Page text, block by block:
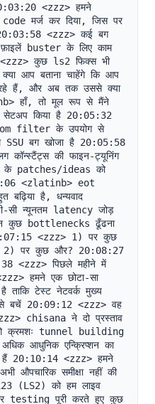
<zzz> हमने
मर्ज कर दिया, जिस पर
<zzz> कई बग
buster के लिए काम
कुछ ls2 फिक्स भी
आप बताना चाहेंगे कि आप
हैं, और अब तक उससे क्या
हाँ, तो मूल रूप से मैंने
सेटअप किया है 20:05:32
filter के उपयोग से
SSU बग खोजा है 20:05:58
की फाइन-ट्यूनिंग
के patches/ideas को
<zlatinb> eot
बढ़िया है, धन्यवाद
सी न्यूनतम latency जोड़
कुछ bottlenecks ढूँढना
<zzz> 1) पर कुछ
2) पर कुछ और? 20:08:27
<zzz> पिछले महीने में
हमने एक छोटा-सा
ताकि टेस्ट नेटवर्क मुख्य
से बचें 20:09:12 <zzz> वह
chisana ने दो प्रस्ताव
क्रमशः tunnel building
आधुनिक एन्क्रिप्शन का
हैं 20:10:14 <zzz> हमने
औपचारिक समीक्षा नहीं की
(LS2) को हम लाइव
testing पूरी करते हुए कुछ